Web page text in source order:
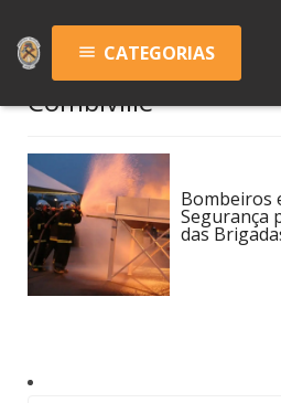
menu CATEGORIAS
Combiville
Bombeiros
Segurança
das